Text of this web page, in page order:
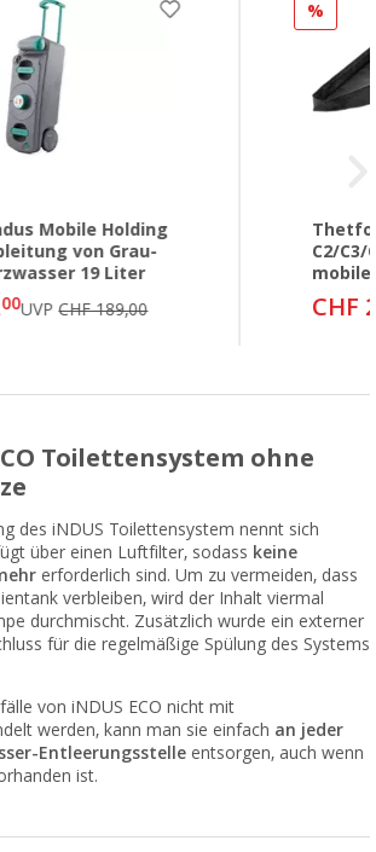
Mobile Holding
von Grau-
19 Liter
00UVPCHF 189,00
%
C2/C3/
CHF
Toilettensystem ohne
des iNDUS Toilettensystem nennt sich
über einen Luftfilter, sodass keine
erforderlich sind. Um zu vermeiden, dass
verbleiben, wird der Inhalt viermal
durchmischt. Zusätzlich wurde ein externer
für die regelmäßige Spülung des Systems
von iNDUS ECO nicht mit
werden, kann man sie einfach an jeder
Entleerungsstelle entsorgen, auch wenn
ist.